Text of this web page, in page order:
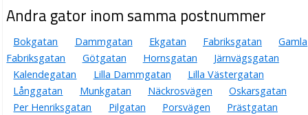
Andra gator inom samma postnummer
Bokgatan Dammgatan Ekgatan Fabriksgatan
Gamla
Fabriksgatan
Götgatan Hornsgatan
Järnvägsgatan
Kalendegatan
Lilla Dammgatan
Lilla Västergatan
Långgatan
Munkgatan Näckrosvägen
Oskarsgatan
Per Henriksgatan
Pilgatan Porsvägen
Prästgatan